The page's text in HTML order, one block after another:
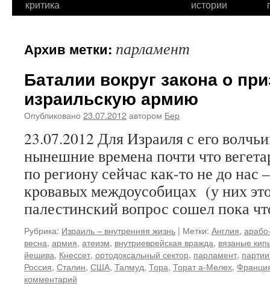
критика
истории
Архив метки: парламент
Баталии вокруг закона о
израильскую армию
Опубликовано 23.07.2012автором Бер
23.07.2012 Для Израиля с его
нынешние времена почти что
по региону сейчас как-то не до нас
кровавых междоусобицах (у них
палестинский вопрос сошел пока
Рубрика: Израиль – внутренняя жизнь | Метки: Англия,
весна, армия, атеизм, внутриеврейская вражда, вязаные
йешива, Кнессет, ортодоксальный сектор, парламент,
Россия, Сталин, США, Талмуд, Тора, Торат а-Мелех,
комментарий